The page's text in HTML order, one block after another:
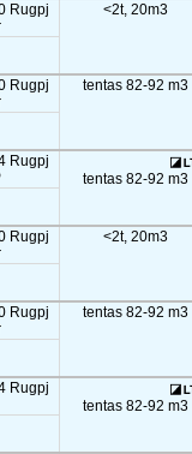
Rugpj
<2t, 20m3
Rugpj
tentas 82-92 m3
Rugpj
tentas 82-92 m3
Rugpj
<2t, 20m3
Rugpj
tentas 82-92 m3
Rugpj
tentas 82-92 m3